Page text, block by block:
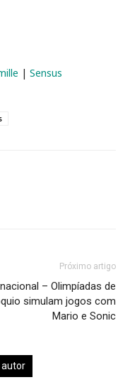
| Sensus
Próximo artigo
– Olimpíadas de
simulam jogos com
Mario e Sonic
autor